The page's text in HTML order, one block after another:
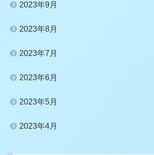
2023年9月
2023年8月
2023年7月
2023年6月
2023年5月
2023年4月